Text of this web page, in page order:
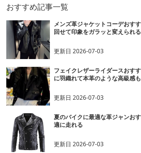
おすすめ記事一覧
メンズ革ジャケットコーデおす
回せて印象をガラッと変えられる
更新日2026-07-03
フェイクレザーライダースおす
に羽織れて本革のような高級感
更新日2026-07-03
夏のバイクに最適な革ジャンお
適に走れる
更新日2026-07-03